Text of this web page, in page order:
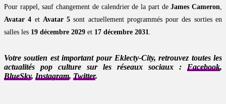
Pour rappel, sauf changement de calendrier de la part deJames Cameron
Avatar 4 et Avatar 5 sont actuellement programmés pour des sorties en
salles les 19 décembre 2029 et 17 décembre 2031
Votre soutien est important pour Eklecty-City, retrouvez toutes les
actualités pop culture sur les réseaux sociaux : Facebook,
BlueSky, Instagram, Twitter.